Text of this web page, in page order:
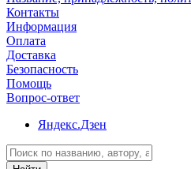
Контакты
Информация
Оплата
Доставка
Безопасность
Помощь
Вопрос-ответ
Яндекс.Дзен